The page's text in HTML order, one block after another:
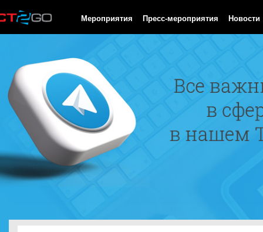
Мероприятия Пресс-мероприятия Новости